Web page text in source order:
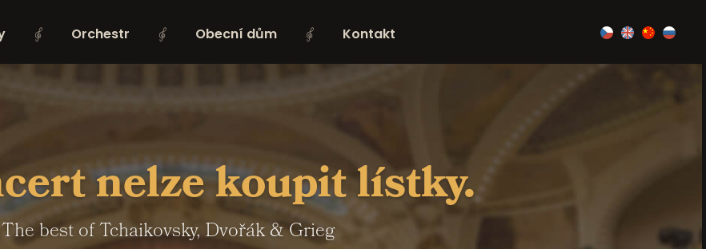
Orchestr Obecní dům Kontakt
nelze koupit lístky.
The best of Tchaikovsky, Dvořák & Grieg